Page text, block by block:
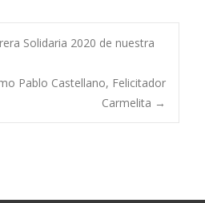
ar
Solidaria 2020 de nuestra
Pablo Castellano, Felicitador
Carmelita →